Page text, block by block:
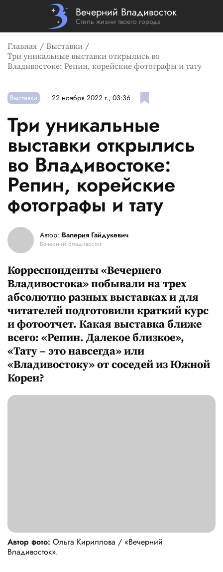
Вечерний Владивосток
Стиль жизни твоего города
Главная
Выставки
Три уникальные выставки открылись во
Владивостоке: Репин, корейские фотографы и тату
Выставки 22 ноября 2022 г., 03:36
Три уникальные
выставки открылись
во Владивостоке:
Репин, корейские
фотографы и тату
Автор: Валерия Гайдукевич
Вечерний Владивосток
Корреспонденты «Вечернего
Владивостока» побывали на трех
абсолютно разных выставках и для
читателей подготовили краткий курс
и фотоотчет. Какая выставка ближе
всего: «Репин. Далекое близкое»,
«Тату – это навсегда» или
«Владивостоку» от соседей из Южной
Кореи?
Автор фото: Ольга Кириллова / «Вечерний
Владивосток».